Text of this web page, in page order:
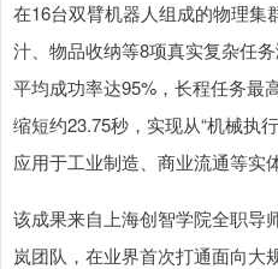
在16台双臂机器人组成的物理集
汁、物品收纳等8项真实复杂任
平均成功率达95%，长程任务最
缩短约23.75秒，实现从“机械执
应用于工业制造、商业流通等实
该成果来自上海创智学院全职导
岚团队，在业界首次打通面向大